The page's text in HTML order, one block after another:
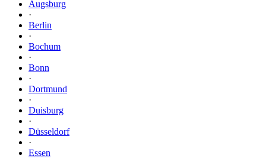
Augsburg
·
Berlin
·
Bochum
·
Bonn
·
Dortmund
·
Duisburg
·
Düsseldorf
·
Essen